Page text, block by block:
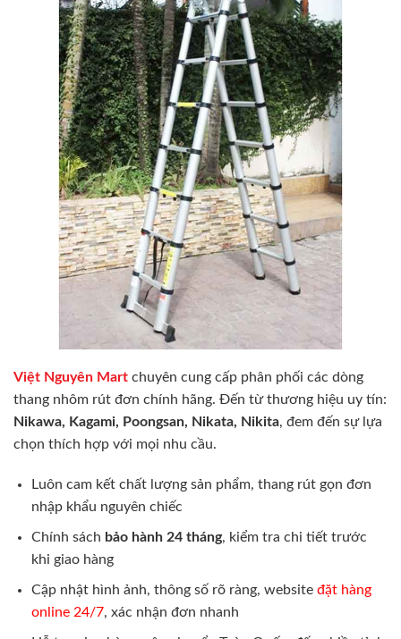
Việt Nguyên Mart chuyên cung cấp phân phối các dòng
thang nhôm rút đơn chính hãng. Đến từ thương hiệu uy tín:
Nikawa, Kagami, Poongsan, Nikata, Nikita, đem đến sự lựa
chọn thích hợp với mọi nhu cầu.
Luôn cam kết chất lượng sản phẩm, thang rút gọn đơn
nhập khẩu nguyên chiếc
Chính sách bảo hành 24 tháng, kiểm tra chi tiết trước
khi giao hàng
Cập nhật hình ảnh, thông số rõ ràng, website đặt hàng
online 24/7, xác nhận đơn nhanh